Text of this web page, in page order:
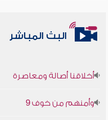
البث المباشر
أخلاقنا أصالة ومعاصرة
وأمنهم من خوف 9